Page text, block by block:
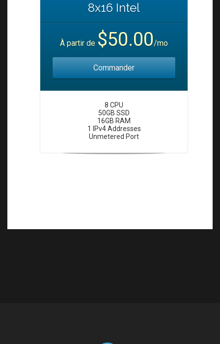
8x16 Intel
À partir de $50.00/mo
Commander
8 CPU
50GB SSD
16GB RAM
1 IPv4 Addresses
Unmetered Port